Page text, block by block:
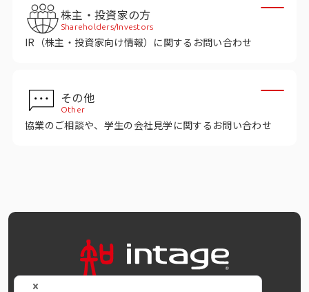
株主・投資家の方
Shareholders/Investors
IR（株主・投資家向け情報）に関するお問い合わせ
その他
Other
協業のご相談や、学生の会社見学に関するお問い合わせ